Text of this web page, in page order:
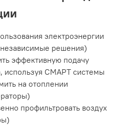
электроэнергии
решения)
эффективную подачу
используя СМАРТ системы
на отоплении
профильтровать воздух